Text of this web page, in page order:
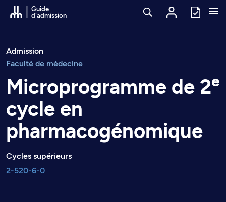
Passer au contenu
Guide
d'admission
Admission
Faculté de médecine
Microprogramme de 2e
cycle en
pharmacogénomique
Cycles supérieurs
2-520-6-0